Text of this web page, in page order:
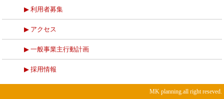
利用者募集
アクセス
一般事業主行動計画
採用情報
MK planning.all right reseved.